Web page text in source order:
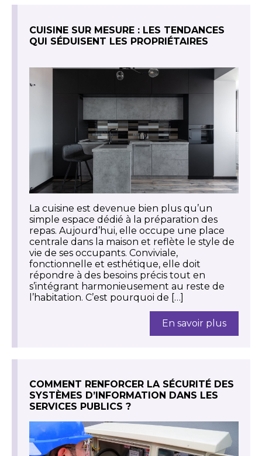
CUISINE SUR MESURE : LES TENDANCES
QUI SÉDUISENT LES PROPRIÉTAIRES
La cuisine est devenue bien plus qu’un
simple espace dédié à la préparation des
repas. Aujourd’hui, elle occupe une place
centrale dans la maison et reflète le style de
vie de ses occupants. Conviviale,
fonctionnelle et esthétique, elle doit
répondre à des besoins précis tout en
s’intégrant harmonieusement au reste de
l’habitation. C’est pourquoi de […]
En savoir plus
COMMENT RENFORCER LA SÉCURITÉ DES
SYSTÈMES D’INFORMATION DANS LES
SERVICES PUBLICS ?